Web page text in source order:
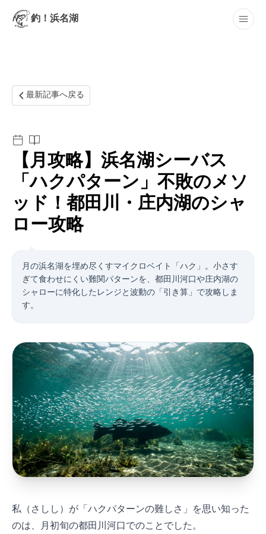
釣！浜名湖
最新記事
最新記事へ戻る
【4月攻略】浜名湖シーバス
「ハクパターン」不敗のメソ
ッド！都田川・庄内湖のシャ
ロー攻略
4月の浜名湖を埋め尽くすマイクロベイト「ハク」。小さす
ぎて食わせにくい難関パターンを、都田川河口や庄内湖の
シャローに特化したレンジと波動の「引き算」で攻略しま
す。
私（さしし）が「ハクパターンの難しさ」を思い知った
のは、4月初旬の都田川河口でのことでした。